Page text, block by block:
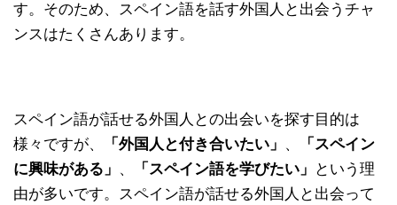
す。そのため、スペイン語を話す外国人と出会うチャ
ンスはたくさんあります。
スペイン語が話せる外国人との出会いを探す目的は
様々ですが、
「外国人と付き合いたい」 、
「スペイン
に興味がある」 、 「スペイン語を学びたい」
という理
由が多いです。スペイン語が話せる外国人と出会って